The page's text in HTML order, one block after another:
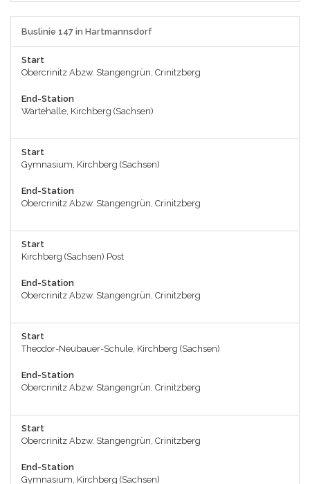
Buslinie 147 in Hartmannsdorf
Start
Obercrinitz Abzw. Stangengrün, Crinitzberg
End-Station
Wartehalle, Kirchberg (Sachsen)
Start
Gymnasium, Kirchberg (Sachsen)
End-Station
Obercrinitz Abzw. Stangengrün, Crinitzberg
Start
Kirchberg (Sachsen) Post
End-Station
Obercrinitz Abzw. Stangengrün, Crinitzberg
Start
Theodor-Neubauer-Schule, Kirchberg (Sachsen)
End-Station
Obercrinitz Abzw. Stangengrün, Crinitzberg
Start
Obercrinitz Abzw. Stangengrün, Crinitzberg
End-Station
Gymnasium, Kirchberg (Sachsen)